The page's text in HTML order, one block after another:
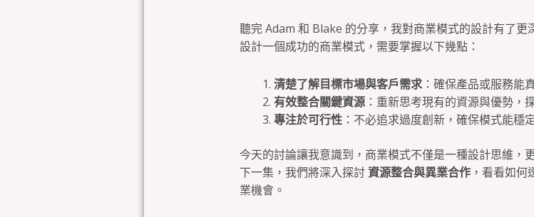
聽完 Adam 和 Blake 的分享，我對商業模式的設計有了更
設計一個成功的商業模式，需要掌握以下幾點：
清楚了解目標市場與客戶需求：確保產品或服務能
有效整合關鍵資源：重新思考現有的資源與優勢，
專注於可行性：不必追求過度創新，確保模式能穩
今天的討論讓我意識到，商業模式不僅是一種設計思維，
下一集，我們將深入探討資源整合與異業合作，看看如何
業機會。